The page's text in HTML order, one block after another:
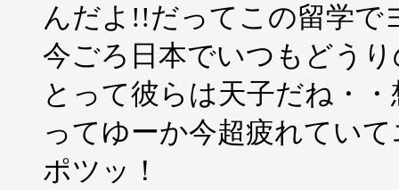
んだよ!!だってこの留学で
今ごろ日本でいつもどう
とって彼らは天子だね・
ってゆーか今超疲れてい
ポツッ！